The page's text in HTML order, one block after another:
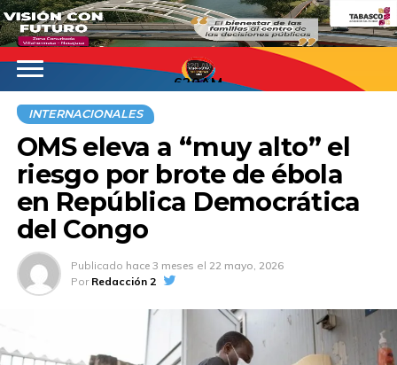
620AM
INTERNACIONALES
OMS eleva a “muy alto” el
riesgo por brote de ébola
en República Democrática
del Congo
Publicado hace 3 meses el 22 mayo, 2026
Por Redacción 2